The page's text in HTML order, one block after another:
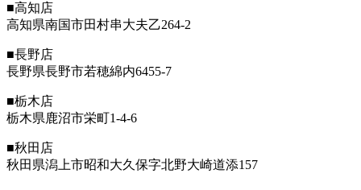
■高知店
高知県南国市田村串大夫乙264-2
■長野店
長野県長野市若穂綿内6455-7
■栃木店
栃木県鹿沼市栄町1-4-6
■秋田店
秋田県潟上市昭和大久保字北野大崎道添157